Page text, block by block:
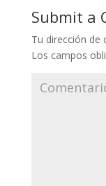
Submit a
Tu dirección de
Los campos